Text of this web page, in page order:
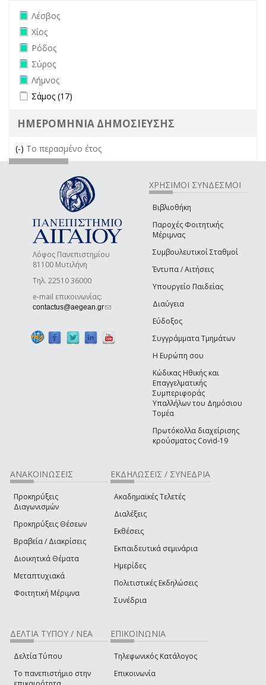
Remove Λέσβος filter
Λέσβος
Remove Χίος filter
Χίος
Remove Ρόδος filter
Ρόδος
Remove Σύρος filter
Σύρος
Remove Λήμνος filter
Λήμνος
Apply Σάμος filter
Σάμος (17)
ΗΜΕΡΟΜΗΝΙΑ ΔΗΜΟΣΙΕΥΣΗΣ
(-) Remove Το περασμένο έτος filter
Το περασμένο έτος
Λόφος Πανεπιστημίου
81100 Μυτιλήνη
Τηλ. 22510 36000
e-mail επικοινωνίας:
contactus@aegean.gr(link sends e-mail)
ΧΡΗΣΙΜΟΙ ΣΥΝΔΕΣΜΟΙ
Βιβλιοθήκη
Παροχές Φοιτητικής
Μέριμνας
Συμβουλευτικοί Σταθμοί
Έντυπα / Αιτήσεις
Υπουργείο Παιδείας
Διαύγεια
Εύδοξος
Συγγράμματα Τμημάτων
Η Ευρώπη σου
Κώδικας Ηθικής και
Επαγγελματικής
Συμπεριφοράς
Υπαλλήλων του Δημόσιου
Τομέα
Πρωτόκολλα διαχείρισης
κρούσματος Covid-19
ΑΝΑΚΟΙΝΩΣΕΙΣ
Προκηρύξεις
Διαγωνισμών
Προκηρύξεις Θέσεων
Βραβεία / Διακρίσεις
Διοικητικά Θέματα
Μεταπτυχιακά
Φοιτητική Μέριμνα
ΕΚΔΗΛΩΣΕΙΣ / ΣΥΝΕΔΡΙΑ
Ακαδημαϊκές Τελετές
Διαλέξεις
Εκθέσεις
Εκπαιδευτικά σεμινάρια
Ημερίδες
Πολιτιστικές Εκδηλώσεις
Συνέδρια
ΔΕΛΤΙΑ ΤΥΠΟΥ / ΝΕΑ
Δελτία Τύπου
Το πανεπιστήμιο στην
ΕΠΙΚΟΙΝΩΝΙΑ
Τηλεφωνικός Κατάλογος
Επικοινωνία